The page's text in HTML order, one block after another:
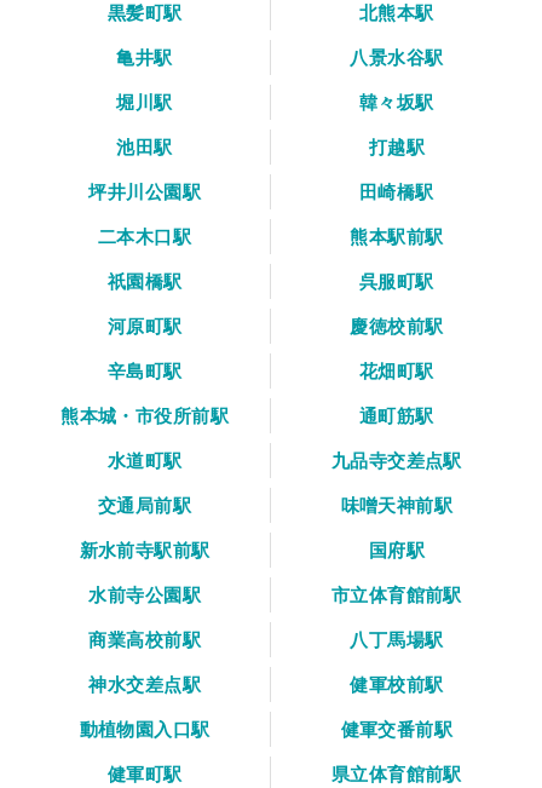
黒髪町駅
北熊本駅
亀井駅
八景水谷駅
堀川駅
韓々坂駅
池田駅
打越駅
坪井川公園駅
田崎橋駅
二本木口駅
熊本駅前駅
祇園橋駅
呉服町駅
河原町駅
慶徳校前駅
辛島町駅
花畑町駅
熊本城・市役所前駅
通町筋駅
水道町駅
九品寺交差点駅
交通局前駅
味噌天神前駅
新水前寺駅前駅
国府駅
水前寺公園駅
市立体育館前駅
商業高校前駅
八丁馬場駅
神水交差点駅
健軍校前駅
動植物園入口駅
健軍交番前駅
健軍町駅
県立体育館前駅